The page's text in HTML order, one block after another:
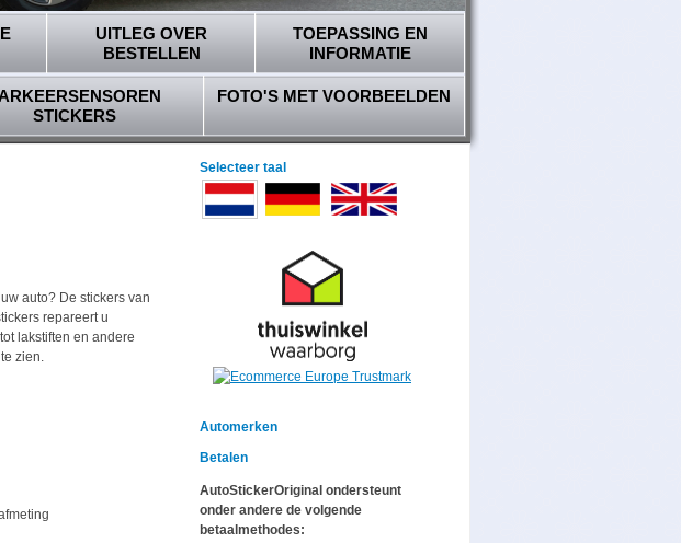
UITLEG OVER
BESTELLEN
TOEPASSING EN
INFORMATIE
STICKERS
FOTO'S MET VOORBEELDEN
auto? De stickers van
repareert u
lakstiften en andere
zien.
Selecteer taal
Automerken
Betalen
AutoStickerOriginal ondersteunt
onder andere de volgende
betaalmethodes: